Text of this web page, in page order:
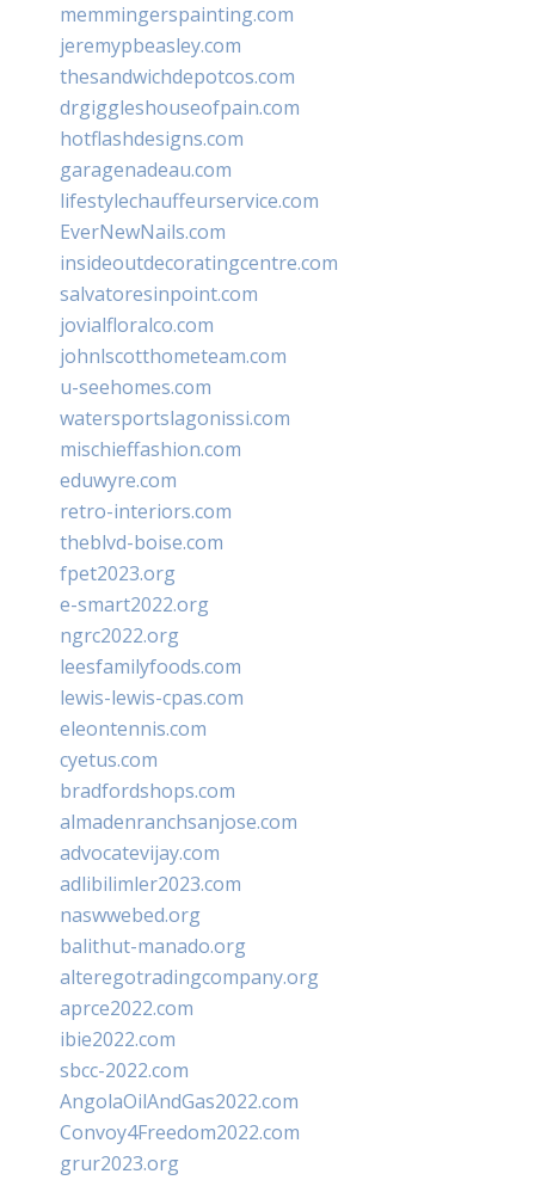
memmingerspainting.com
jeremypbeasley.com
thesandwichdepotcos.com
drgiggleshouseofpain.com
hotflashdesigns.com
garagenadeau.com
lifestylechauffeurservice.com
EverNewNails.com
insideoutdecoratingcentre.com
salvatoresinpoint.com
jovialfloralco.com
johnlscotthometeam.com
u-seehomes.com
watersportslagonissi.com
mischieffashion.com
eduwyre.com
retro-interiors.com
theblvd-boise.com
fpet2023.org
e-smart2022.org
ngrc2022.org
leesfamilyfoods.com
lewis-lewis-cpas.com
eleontennis.com
cyetus.com
bradfordshops.com
almadenranchsanjose.com
advocatevijay.com
adlibilimler2023.com
naswwebed.org
balithut-manado.org
alteregotradingcompany.org
aprce2022.com
ibie2022.com
sbcc-2022.com
AngolaOilAndGas2022.com
Convoy4Freedom2022.com
grur2023.org